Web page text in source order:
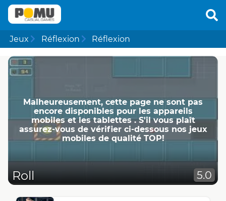
Jeux Réflexion Réflexion
Malheureusement, cette page ne ​​sont pas
encore disponibles pour les appareils
mobiles et les tablettes . S'il vous plaît
assurez-vous de vérifier ci-dessous nos jeux
mobiles de qualité TOP!
Roll 5.0